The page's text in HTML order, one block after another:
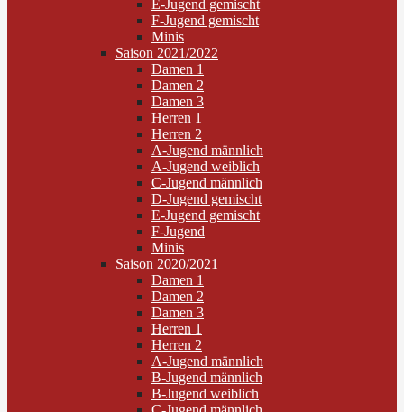
E-Jugend gemischt
F-Jugend gemischt
Minis
Saison 2021/2022
Damen 1
Damen 2
Damen 3
Herren 1
Herren 2
A-Jugend männlich
A-Jugend weiblich
C-Jugend männlich
D-Jugend gemischt
E-Jugend gemischt
F-Jugend
Minis
Saison 2020/2021
Damen 1
Damen 2
Damen 3
Herren 1
Herren 2
A-Jugend männlich
B-Jugend männlich
B-Jugend weiblich